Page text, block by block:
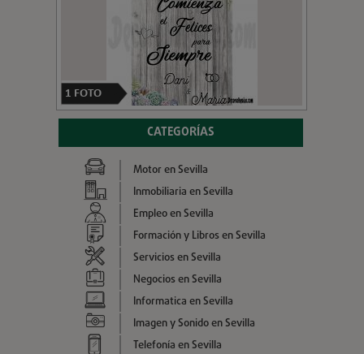
1 FOTO
CATEGORÍAS
Motor en Sevilla
Inmobiliaria en Sevilla
Empleo en Sevilla
Formación y Libros en Sevilla
Servicios en Sevilla
Negocios en Sevilla
Informatica en Sevilla
Imagen y Sonido en Sevilla
Telefonía en Sevilla